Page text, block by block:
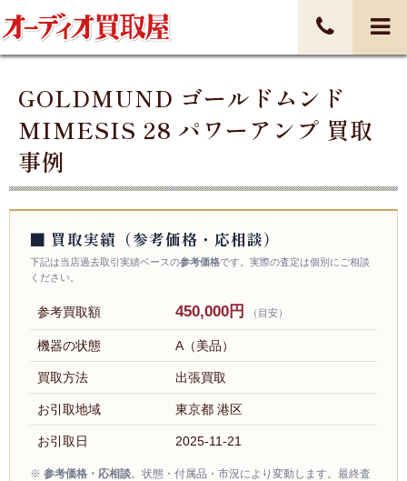
GOLDMUND ゴールドムンド
MIMESIS 28 パワーアンプ 買取
事例
■ 買取実績（参考価格・応相談）
下記は当店過去取引実績ベースの参考価格です。実際の査定は個別にご相談
ください。
参考買取額 450,000円 （目安）
機器の状態 A（美品）
買取方法 出張買取
お引取地域 東京都 港区
お引取日 2025-11-21
※ 参考価格・応相談。状態・付属品・市況により変動します。最終査